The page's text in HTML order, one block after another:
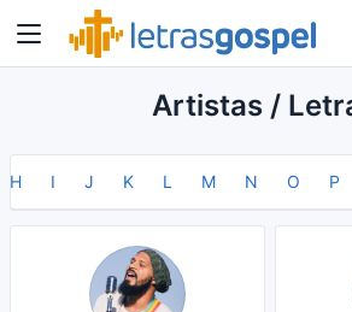
Artistas /
H I J K L M N O P